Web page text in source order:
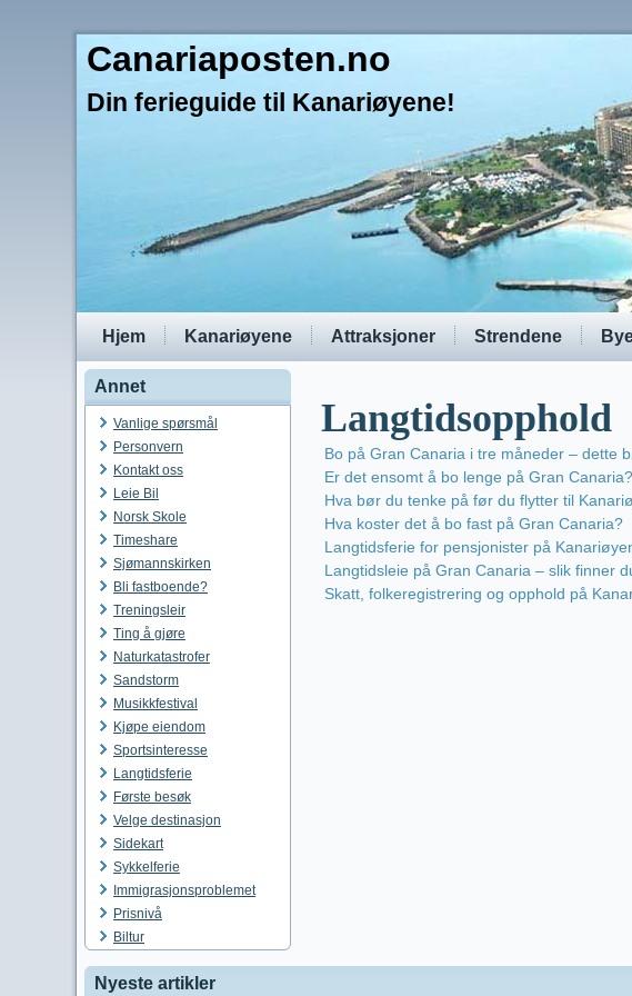
Canariaposten.no
Din ferieguide til Kanariøyene!
Hjem Kanariøyene Attraksjoner Strendene
Annet
Vanlige spørsmål
Personvern
Kontakt oss
Leie Bil
Norsk Skole
Timeshare
Sjømannskirken
Bli fastboende?
Treningsleir
Ting å gjøre
Naturkatastrofer
Sandstorm
Musikkfestival
Kjøpe eiendom
Sportsinteresse
Langtidsferie
Første besøk
Velge destinasjon
Sidekart
Sykkelferie
Immigrasjonsproblemet
Prisnivå
Biltur
Langtidsopphold
Bo på Gran Canaria i tre måneder – dette
Er det ensomt å bo lenge på Gran Canaria?
Hva bør du tenke på før du flytter til
Hva koster det å bo fast på Gran Canaria?
Langtidsferie for pensjonister på
Langtidsleie på Gran Canaria – slik finner
Skatt, folkeregistrering og opphold på
Nyeste artikler